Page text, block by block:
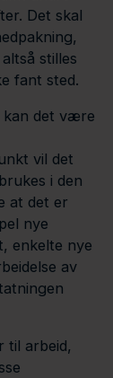
Det skal
stilles
fant sted.
kan det være
vil det
i den
at det er
nye
enkelte nye
av
til arbeid,